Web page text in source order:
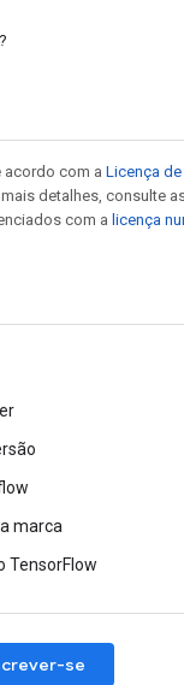
acordo com a Licença
mais detalhes, consulte
com a licença
marca
TensorFlow
se